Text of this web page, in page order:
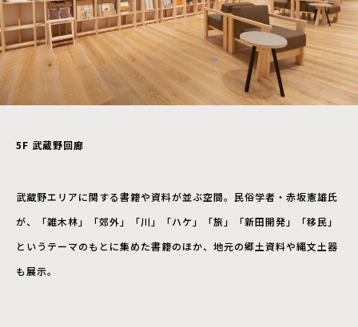
5F 武蔵野回廊
武蔵野エリアに関する書籍や資料が並ぶ空間。民俗学者・赤坂憲雄氏
が、「雑木林」「郊外」「川」「ハケ」「旅」「新田開発」「移民」
というテーマのもとに集めた書籍のほか、地元の郷土資料や縄文土器
も展示。